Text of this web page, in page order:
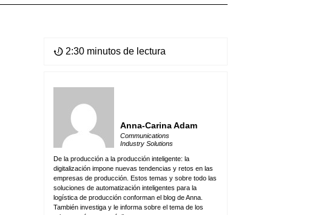
2:30 minutos de lectura
Anna-Carina Adam
Communications
Industry Solutions
De la producción a la producción inteligente: la
digitalización impone nuevas tendencias y retos en las
empresas de producción. Estos temas y sobre todo las
soluciones de automatización inteligentes para la
logística de producción conforman el blog de Anna.
También investiga y le informa sobre el tema de los